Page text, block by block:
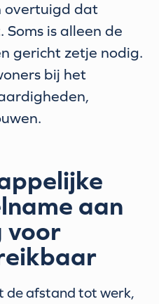
overtuigd dat
is alleen de
gericht zetje nodig.
bij het
aan
voor
de afstand tot werk,